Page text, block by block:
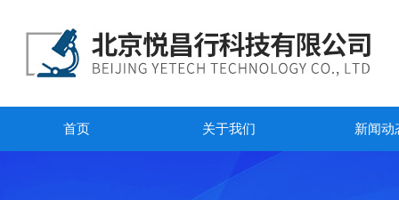
首页 关于我们 新闻动